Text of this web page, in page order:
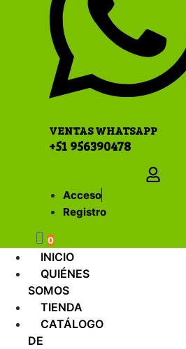
VENTAS WHATSAPP
+51 956390478
Acceso
Registro
0
INICIO
QUIÉNES
SOMOS
TIENDA
CATÁLOGO
DE